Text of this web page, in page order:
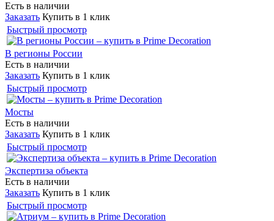
Есть в наличии
Заказать Купить в 1 клик
Быстрый просмотр
В регионы России
Есть в наличии
Заказать Купить в 1 клик
Быстрый просмотр
Мосты
Есть в наличии
Заказать Купить в 1 клик
Быстрый просмотр
Экспертиза объекта
Есть в наличии
Заказать Купить в 1 клик
Быстрый просмотр